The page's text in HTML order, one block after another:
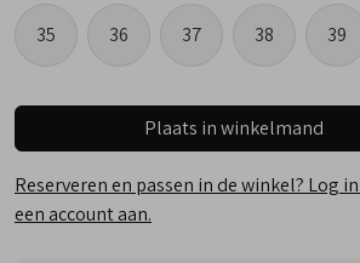
35
36 37 38 39
Plaats in winkelmand
Reserveren en passen in de winkel? Log
een account aan.